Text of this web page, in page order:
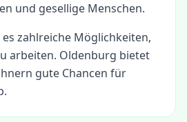
und gesellige Menschen.
zahlreiche Möglichkeiten,
arbeiten. Oldenburg bietet
gute Chancen für